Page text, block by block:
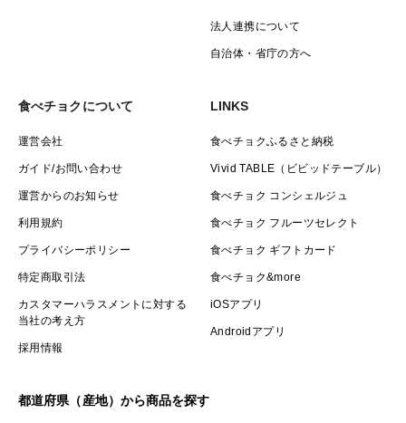
法人連携について
自治体・省庁の方へ
食べチョクについて
運営会社
ガイド/お問い合わせ
運営からのお知らせ
利用規約
プライバシーポリシー
特定商取引法
カスタマーハラスメントに対する
当社の考え方
採用情報
LINKS
食べチョクふるさと納税
Vivid TABLE（ビビッドテーブル）
食べチョク コンシェルジュ
食べチョク フルーツセレクト
食べチョク ギフトカード
食べチョク&more
iOSアプリ
Androidアプリ
都道府県（産地）から商品を探す